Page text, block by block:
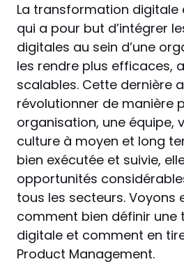
La transformation digitale
qui a pour but d’intégrer
digitales au sein d’une
les rendre plus efficaces,
scalables. Cette dernière
révolutionner de manière
organisation, une équipe,
culture à moyen et long
bien exécutée et suivie,
opportunités
tous les secteurs. Voyons
comment bien définir
digitale et comment en
Product Management.